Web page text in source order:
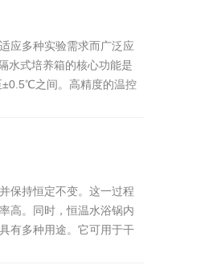
应多种实验需求而广泛应
水式培养箱的核心功能是
±0.5℃之间。高精度的温控
保持恒定不变。这一过程
高。同时，恒温水浴锅内
有多种用途。它可用于干